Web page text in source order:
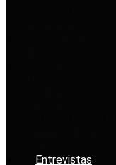
Entrevistas